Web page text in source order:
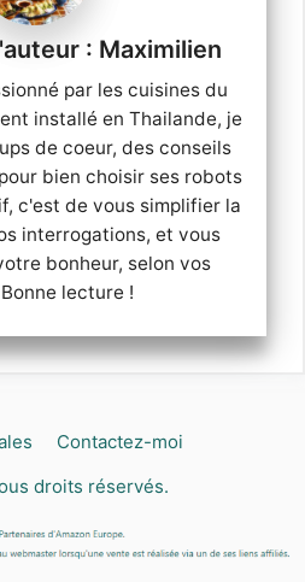
Maximilien
par les cuisines du
installé en Thailande, je
de coeur, des conseils
bien choisir ses robots
c'est de vous simplifier la
interrogations, et vous
bonheur, selon vos
lecture !
Contactez-moi
droits réservés.